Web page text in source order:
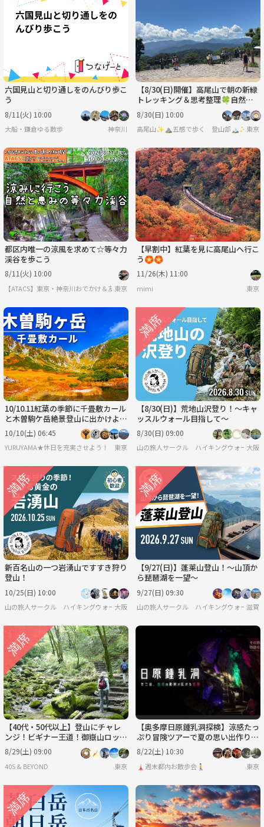
六国見山と切り通しをのんびり歩こ
う
8/11(火) 10:00
大船・鎌倉ゆる散歩 神奈川
【8/30(日)開催】高尾山で朝の新緑
トレッキング＆思考整理🍀自然の
中で気分もリフレッシュ✨
8/30(日) 10:00
高尾山✨⛰️五感で歩く 登山部🏔️✨東京
都区内唯一の涼風を求めて☆等々力
渓谷を歩こう
8/11(火) 10:00
【ATACS】東京・神奈川おでかけ＆友達づくり｜20代30代中心
東京
【早割中】紅葉を見に高尾山へ行こ
う🏵️🏵️
11/26(木) 11:00
mimi 東京
10/10.11紅葉の季節に千畳敷カール
と木曽駒ケ岳絶景登山に出かけよ
う！
10/10(土) 06:45
YURUYAMA★休日を充実させよう！（グループ登山サークル）
東京
【8/30(日)】荒地山沢登り！～キャ
ッスルウォール目指して～
8/30(日) 09:00
山の旅人サークル ハイキングウォーキン
大阪
新百名山の一つ岩湧山ですすき狩り
登山！
10/25(日) 10:00
山の旅人サークル ハイキングウォーキング
大阪
【9/27(日)】蓬莱山登山！～山頂か
ら琵琶湖を一望～
9/27(日) 09:30
山の旅人サークル ハイキングウォーキン
滋賀
【40代・50代以上】登山にチャレ
ンジ！ビギナー王道！御嶽山ロック
ガーデン。
8/29(土) 09:00
40S & BEYOND 東京
【奥多摩日原鍾乳洞探検】涼感たっ
ぷり冒険ツアーで夏の思い出作り
🌿✨
8/22(土) 10:30
🗼週末都内お散歩会🚶 東京